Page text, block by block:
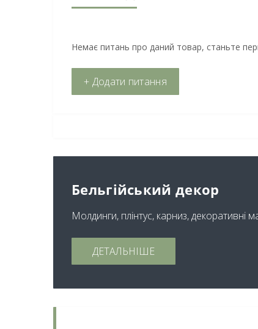
Немає питань про даний товар, станьте
+ Додати питання
Бельгійський декор
Молдинги, плінтус, карниз, декоративні
ДЕТАЛЬНІШЕ